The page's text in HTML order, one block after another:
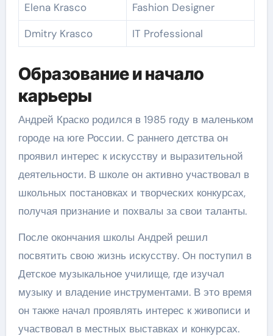
Elena Krasco
Fashion Designer
Dmitry Krasco
IT Professional
Образование и начало
карьеры
Андрей Краско родился в 1985 году в маленьком
городе на юге России. С раннего детства он
проявил интерес к искусству и выразительной
деятельности. В школе он активно участвовал в
школьных постановках и творческих конкурсах,
получая признание и похвалы за свои таланты.
После окончания школы Андрей решил
посвятить свою жизнь искусству. Он поступил в
Детское музыкальное училище, где изучал
музыку и владение инструментами. В это время
он также начал проявлять интерес к живописи и
участвовал в местных выставках и конкурсах.